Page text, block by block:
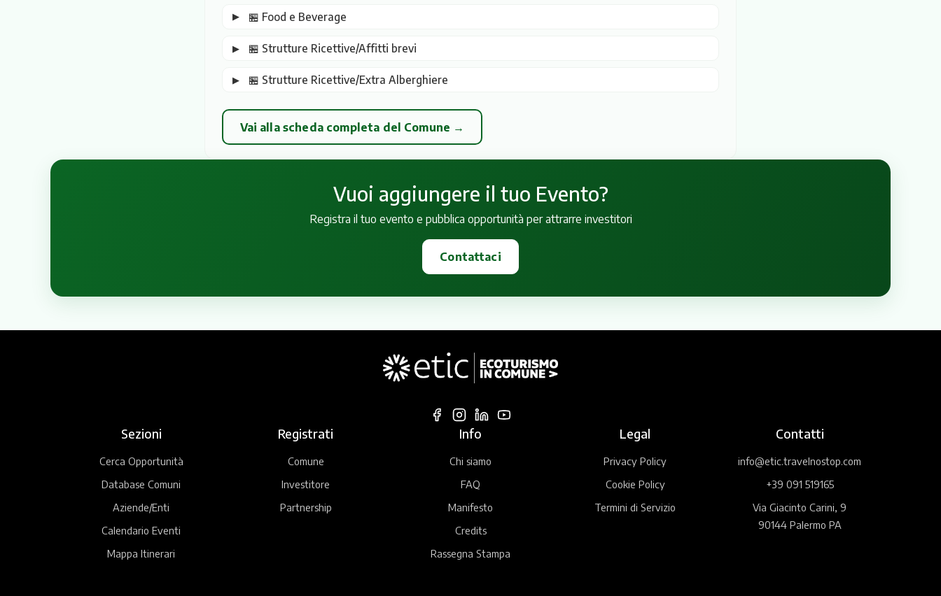
🏪 Food e Beverage
🏪 Strutture Ricettive/Affitti brevi
🏪 Strutture Ricettive/Extra Alberghiere
Vai alla scheda completa del Comune →
Vuoi aggiungere il tuo Evento?
Registra il tuo evento e pubblica opportunità per attrarre investitori
Contattaci
Sezioni
Cerca Opportunità
Database Comuni
Aziende/Enti
Calendario Eventi
Mappa Itinerari
Registrati
Comune
Investitore
Partnership
Info
Chi siamo
FAQ
Manifesto
Credits
Rassegna Stampa
Legal
Privacy Policy
Cookie Policy
Termini di Servizio
Contatti
info@etic.travelnostop.com
+39 091 519165
Via Giacinto Carini, 9
90144 Palermo PA